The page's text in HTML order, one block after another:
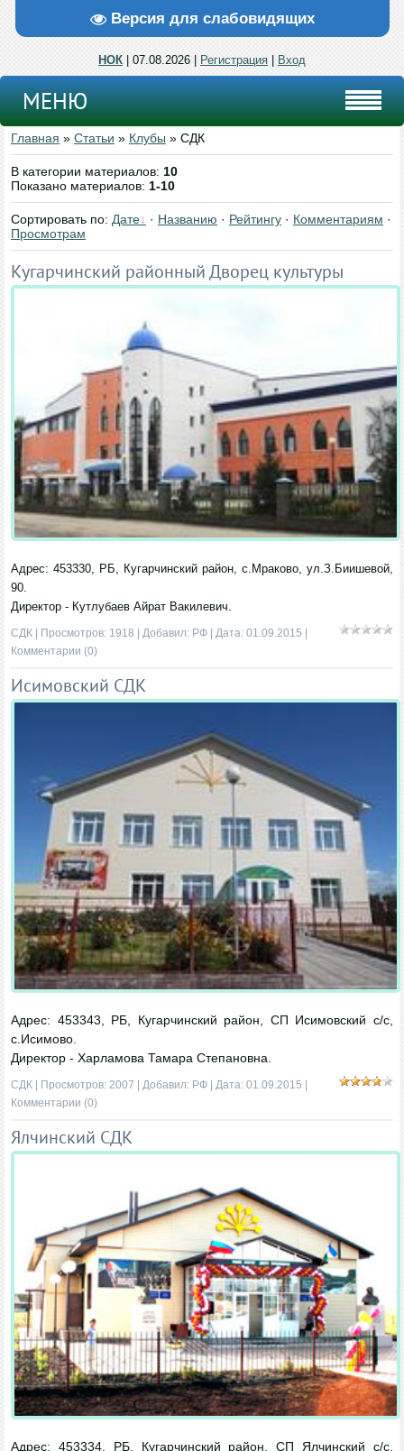
Версия для слабовидящих
НОК | 07.08.2026 | Регистрация Вход
МЕНЮ
Главная » Статьи » Клубы » СДК
В категории материалов: 10
Показано материалов: 1-10
Сортировать по: Дате · Названию · Рейтингу · Комментариям ·
Просмотрам
Кугарчинский районный Дворец культуры
Адрес: 453330, РБ, Кугарчинский район, с.Мраково, ул.З.Биишевой,
90.
Директор - Кутлубаев Айрат Вакилевич.
СДК | Просмотров: 1918 | Добавил: РФ | Дата: 01.09.2015 |
Комментарии (0)
Исимовский СДК
Адрес: 453343, РБ, Кугарчинский район, СП Исимовский с/с,
с.Исимово.
Директор - Харламова Тамара Степановна.
СДК | Просмотров: 2007 | Добавил: РФ | Дата: 01.09.2015
Комментарии (0)
Ялчинский СДК
Адрес: 453334, РБ, Кугарчинский район, СП Ялчинский с/с,